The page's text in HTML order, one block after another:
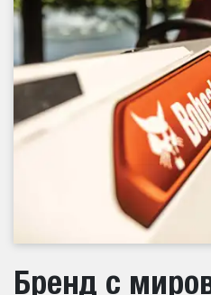
Бренд с